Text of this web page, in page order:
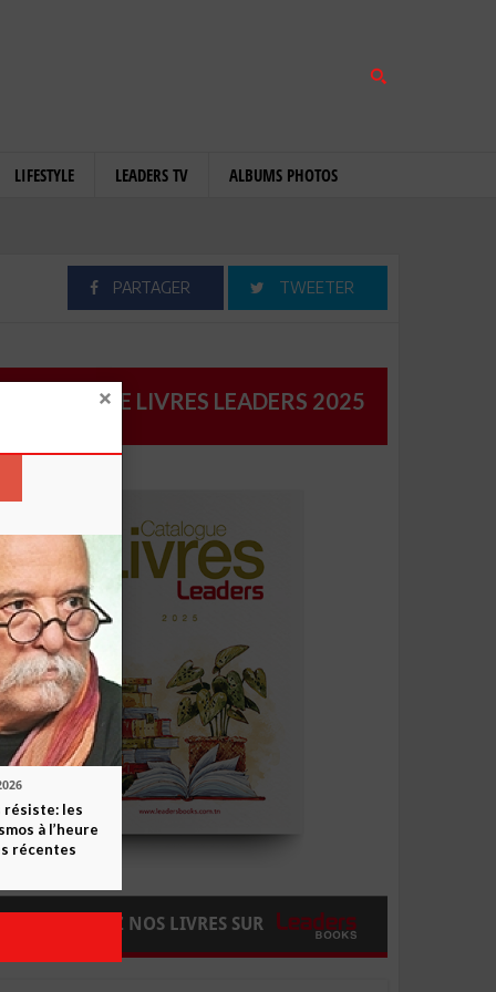
LIFESTYLE LEADERS TV ALBUMS PHOTOS
PARTAGER TWEETER
CATALOGUE LIVRES LEADERS 2025
COMMANDEZ NOS LIVRES SUR
résiste: les
à l’heure
récentes